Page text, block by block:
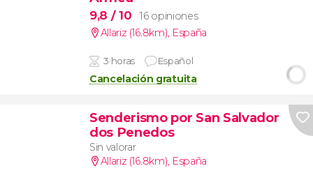
9,8 / 10
16 opiniones
Allariz (16.8km), España
3 horas Español
Cancelación gratuita
Senderismo por San Salvador
dos Penedos
Sin valorar
Allariz (16.8km), España